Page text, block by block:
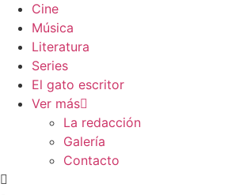
Cine
Música
Literatura
Series
El gato escritor
Ver más
La redacción
Galería
Contacto